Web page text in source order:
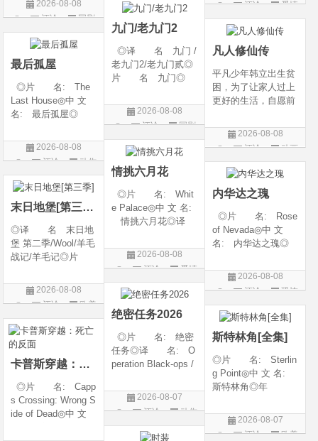
上映日期 2026-07-
20(中国大陆)◎
剧 / 爱情◎语
言 汉语普通话◎上
映
评论
爱情
片
产 地 中国大陆
爱情◎语 言 汉
语普通话◎上映日期
2026-08-08
评论
国剧
九门/老九门2
◎译 名 九门 /
老九门2/老九门贰◎
片 名 九门◎
产 地 中国大陆
◎类 别 剧情 /
言 汉语普通话◎上
映日期 2026-07
2026-08-08
评论
国剧
凡人修仙传
平凡少年韩立出生贫
困，为了让家人过上
更好的生活，自愿前
核，最终被墨大夫收
入门下。 墨大夫一
养、传授医术，让韩
立对他非常感激，但
随着一同入
2026-08-08
评论
动画
片
最后孤屋
◎片 名: The
Last House◎中 文
名: 最后孤屋◎
Eleven Eight One S
even◎年 代: 2
国 / 法国 / 美国◎
类 别: 动作 /
2026-08-08
评论
动作
片
情挑六月花
◎片 名: Whit
e Palace◎中 文 名:
情挑六月花◎译
道之恋 / 白色宫殿◎
年 代: 1990◎
类 别: 剧情 / 爱
情◎语
2026-08-08
评论
爱情
片
内华达之瑰
◎片 名: Rose
of Nevada◎中 文
名: 内华达之瑰◎
玫瑰 / 英伦转生号
(港) / 谜航(台)◎年
地: 英国◎类
别: 剧情 / 恐
2026-08-08
评论
恐怖
片
末日地堡[第三季]
◎译 名 末日地
堡 第二季/Wool/羊毛
战记/羊毛记◎片
◎年 代 2024◎
产 地 美国◎
幻 / 悬疑◎语
言 英语◎上映日
2026-08-08
评论
欧美
剧
绝密任务2026
◎片 名: 绝密
任务◎译 名: O
peration Black-ops /
&amp;middot;绝密任
务◎年 代: 202
大陆◎类 别:
2026-08-07
评论
动作
片
斯特林角[全集]
◎片 名: Sterlin
g Point◎中 文 名:
斯特林角◎年
地: 美国◎类
别: 剧情◎语
2026-08-07
评论
欧美
卡普斯穿越：死亡的反面
◎片 名: Capp
s Crossing: Wrong S
ide of Dead◎中 文